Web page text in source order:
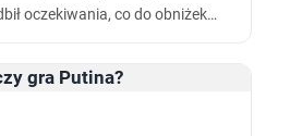
oczekiwania, co do obniżek
46 proc., a 19 czerwca
proc.…